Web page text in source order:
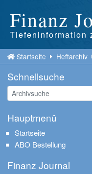
Finanz
Tiefeninformation
Startseite Heftarchiv
Schnellsuche
Hauptmenü
Startseite
ABO Bestellung
Finanz Journal